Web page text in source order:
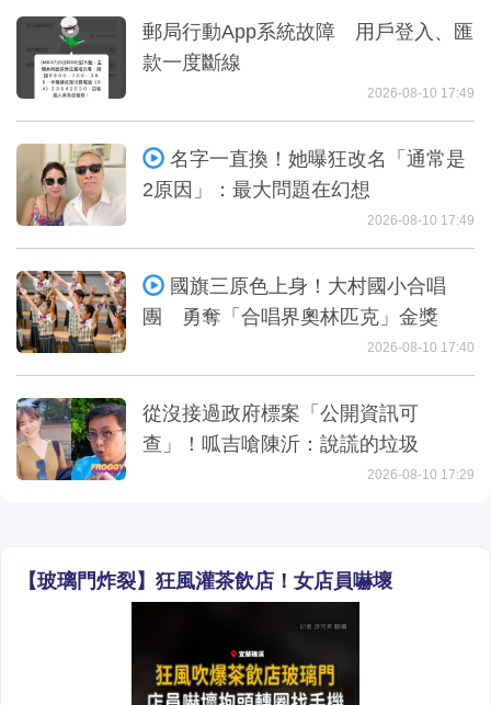
郵局行動App系統故障 用戶登入、匯
款一度斷線
2026-08-10 17:49
名字一直換！她曝狂改名「通常是
2原因」：最大問題在幻想
2026-08-10 17:49
國旗三原色上身！大村國小合唱
團 勇奪「合唱界奧林匹克」金獎
2026-08-10 17:40
從沒接過政府標案「公開資訊可
查」！呱吉嗆陳沂：說謊的垃圾
2026-08-10 17:29
【玻璃門炸裂】狂風灌茶飲店！女店員嚇壞